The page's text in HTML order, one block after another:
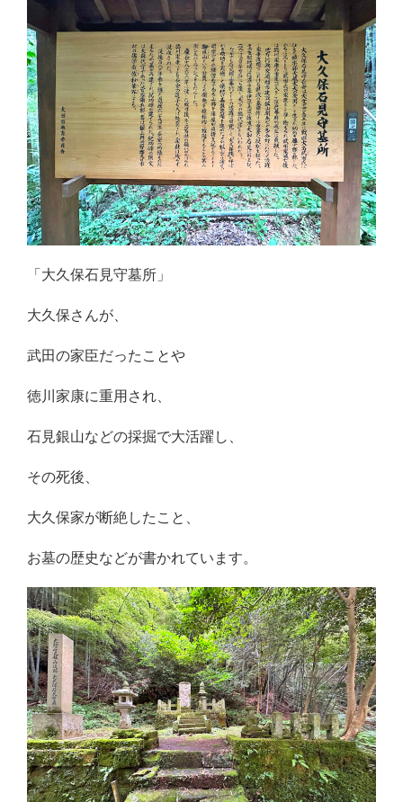
「大久保石見守墓所」
大久保さんが、
武田の家臣だったことや
徳川家康に重用され、
石見銀山などの採掘で大活躍し、
その死後、
大久保家が断絶したこと、
お墓の歴史などが書かれています。